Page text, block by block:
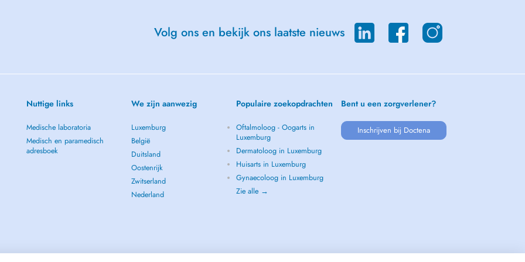
Rehabilitation and Oral
technology related to aesthetic
allowing me to offer my
in the most conservative way.
professional.
work and allows me
with multidisciplinary
Volg ons en bekijk ons laatste nieuws
Nuttige links
Medische laboratoria
Medisch en paramedisch
adresboek
We zijn aanwezig
Luxemburg
België
Duitsland
Oostenrijk
Zwitserland
Nederland
Populaire zoekopdrachten
Oftalmoloog - Oogarts in
Luxemburg
Dermatoloog in Luxemburg
Huisarts in Luxemburg
Gynaecoloog in Luxemburg
Zie alle →
Bent u een zorgverlener?
Inschrijven bij Doctena